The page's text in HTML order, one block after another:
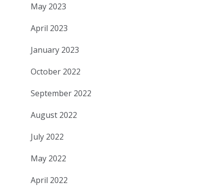
May 2023
April 2023
January 2023
October 2022
September 2022
August 2022
July 2022
May 2022
April 2022